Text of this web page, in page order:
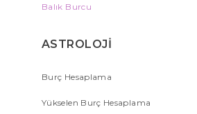
Balık Burcu
ASTROLOJİ
Burç Hesaplama
Yükselen Burç Hesaplama